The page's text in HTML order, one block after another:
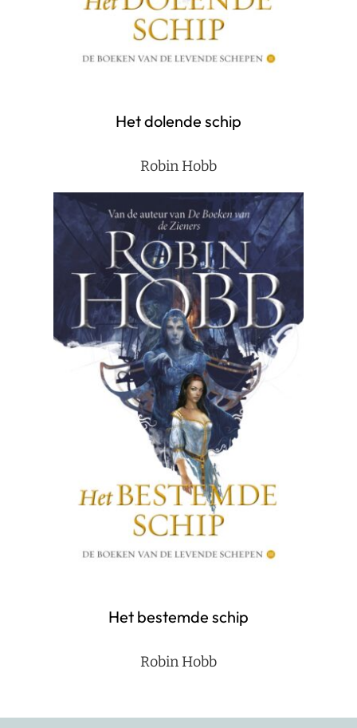
Het dolende schip
Robin Hobb
Het bestemde schip
Robin Hobb